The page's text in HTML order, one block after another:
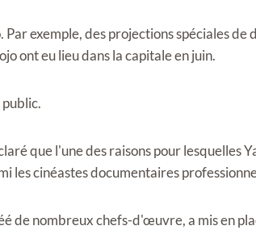
exemple, des projections spéciales de
ont eu lieu dans la capitale en juin.
que l'une des raisons pour lesquelles
les cinéastes documentaires
de nombreux chefs-d'œuvre, a mis en